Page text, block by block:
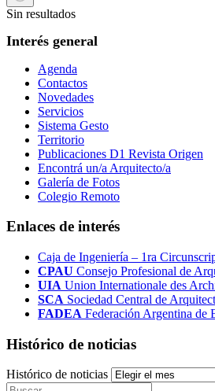
Sin resultados
Interés general
Agenda
Contactos
Novedades
Servicios
Sistema Gesto
Territorio
Publicaciones D1 Revista Origen
Encontrá un/a Arquitecto/a
Galería de Fotos
Colegio Remoto
Enlaces de interés
Caja de Ingeniería – 1ra
CPAU Consejo Profesional de
UIA Union Internationale des
SCA Sociedad Central de
FADEA Federación Argentina de
Histórico de noticias
Histórico de noticias